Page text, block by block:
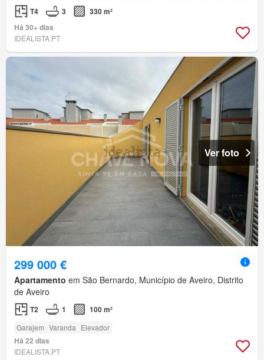
T4 3
330 m²
Há 30+ dias
IDEALISTA.PT
Ver foto
299 000 €
Apartamento em São Bernardo, Município de Aveiro, Distrito
de Aveiro
T2 1 100 m²
Garajem Varanda Elevador
Há 22 dias
IDEALISTA.PT